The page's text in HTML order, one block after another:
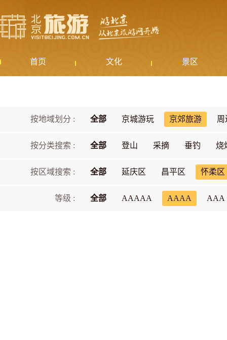
首页 文化 景区
按地域划分 : 全部 京城游玩 京郊旅游 周
按分类搜索 : 全部 登山 采摘 垂钓 烧
按区域搜索 : 全部 延庆区 昌平区 怀柔区
等级 : 全部 AAAAA AAAA AAA